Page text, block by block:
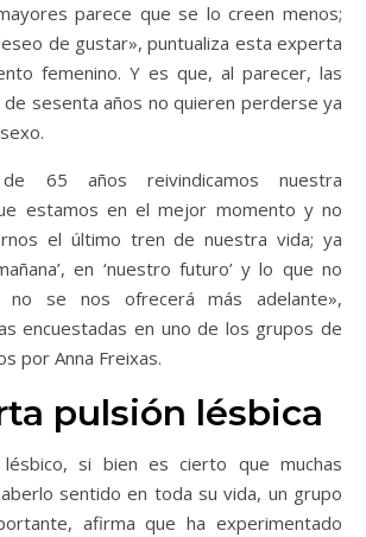
parece que se lo creen menos;
de gustar», puntualiza esta experta
femenino. Y es que, al parecer, las
sesenta años no quieren perderse ya
65 años reivindicamos nuestra
estamos en el mejor momento y no
el último tren de nuestra vida; ya
en ‘nuestro futuro’ y lo que no
no se nos ofrecerá más adelante»,
encuestadas en uno de los grupos de
por Anna Freixas.
pulsión lésbica
si bien es cierto que muchas
sentido en toda su vida, un grupo
afirma que ha experimentado